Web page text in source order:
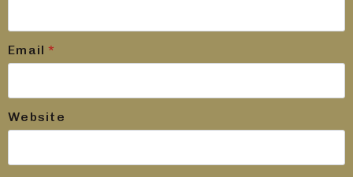
Email *
Website